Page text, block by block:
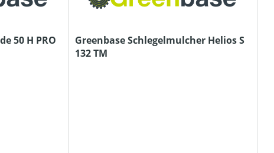
50 H PRO
Greenbase Schlegelmulcher Helios S
132 TM